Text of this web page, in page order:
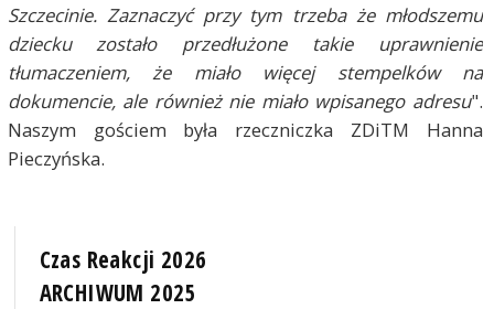
Szczecinie. Zaznaczyć przy tym trzeba że młodszemu
dziecku zostało przedłużone takie uprawnienie
tłumaczeniem, że miało więcej stempelków na
dokumencie, ale również nie miało wpisanego adresu".
Naszym gościem była rzeczniczka ZDiTM Hanna
Pieczyńska.
Czas Reakcji 2026
ARCHIWUM 2025